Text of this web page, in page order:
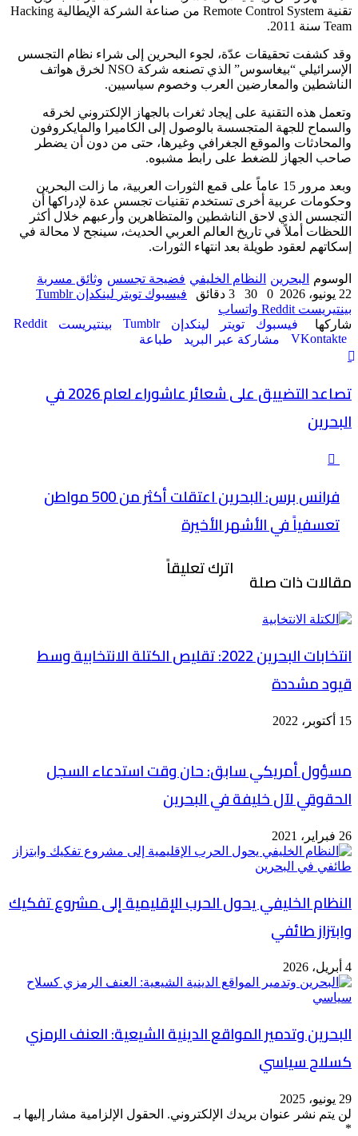
تقنية Remote Control System من صناعة الشركة الإيطالية Hacking
Team سنة 2011.
وقد كشفت تحقيقات عدّة، لجوء البحرين إلى شراء نظام التجسس
الإسرائيلي “بيغاسوس” الذي تصنعه شركة NSO لخرق هواتف
الناشطين والمعارضين العرب وخصوم سياسيين.
وتعمل هذه التقنية على إيجاد ثغرات بالجهاز الإلكتروني لخرقه
والسماح للجهة المتجسسة بالوصول إلى الكاميرا والمايكروفون
والمحادثات والموقع الجغرافي وغيرها، حتى من دون أن يضطر
صاحب الجهاز للضغط على رابط مشبوه.
وبعد مرور 15 عاماً على قمع الثورات العربية، ما زالت البحرين
وحكومات عربية أخرى تستخدم تقنيات تجسس عدة لإدراكها أن
التجسس الذي لاحق الناشطين والمتظاهرين وأرعبهم خلال أكثر
اللحظات أملاً في تاريخ العالم العربي الحديث، سينجح لا محالة في
إسكاتهم لعقود طويلة بعد انتهاء الثورات.
الوسوم البحرين النظام الخليفي فضيحة تجسس وثائق مسربة
22 يونيو، 2026
0 3 دقائق فيسبوك تويتر لينكدإن
بينتيريست
واتساب
شاركها
فيسبوك تويتر لينكدإن بينتيريست
مشاركة عبر البريد طباعة
تصاعد التضييق على شعائر عاشوراء لعام 2026 في
البحرين
فرانس برس: البحرين اعتقلت أكثر من 500 مواطن
تعسفياً في الأشهر الأخيرة
مقالات ذات صلة
انتخابات البحرين 2022: تقليص الكتلة الانتخابية وسط
قيود مشددة
15 أكتوبر، 2022
مسؤول أمريكي سابق: حان وقت استدعاء السجل
الحقوقي لآل خليفة في البحرين
26 فبراير، 2021
النظام الخليفي يحول الحرب الإقليمية إلى مشروع تفكيك
وابتزاز طائفي
4 أبريل، 2026
البحرين وتدمير المواقع الدينية الشيعية: العنف الرمزي
كسلاح سياسي
29 يونيو، 2025
اترك تعليقاً
لن يتم نشر عنوان بريدك الإلكتروني. الحقول الإلزامية مشار إليها بـ
*